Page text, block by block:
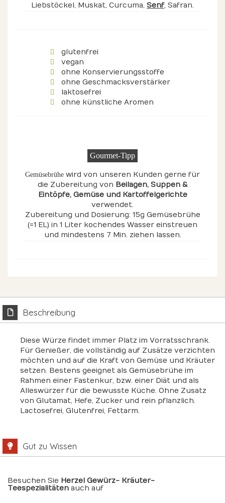
Liebstöckel, Muskat, Curcuma, Senf, Safran.
glutenfrei
vegan
ohne Konservierungsstoffe
ohne Geschmacksverstärker
laktosefrei
ohne künstliche Aromen
Gourmet-Tipp
Gemüsebrühe wird von unseren Kunden gerne für
die Zubereitung von Beilagen, Suppen &
Eintöpfe, Gemüseund Kartoffelgerichte
verwendet.
Zubereitung und Dosierung: 15g Gemüsebrühe
(=1 EL) in 1 Liter kochendes Wasser einstreuen
und mindestens 7 Min. ziehen lassen.
Beschreibung
Diese Würze findet immer Platz im Vorratsschrank.
Für Genießer, die vollständig auf Zusätze verzichten
möchten und auf die Kraft von Gemüse und Kräuter
setzen. Bestens geeignet als Gemüsebrühe im
Rahmen einer Fastenkur, bzw. einer Diät und als
Alleswürzer für die bewusste Küche. Ohne Zusatz
von Glutamat, Hefe, Zucker und rein pflanzlich.
Lactosefrei, Glutenfrei, Fettarm.
Gut zu Wissen
Besuchen Sie Herzel Gewürz- Kräuter-
Teespezialitäten auch auf